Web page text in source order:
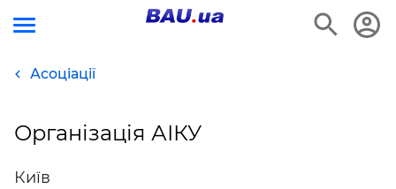
Асоціації
Організація АІКУ
Київ